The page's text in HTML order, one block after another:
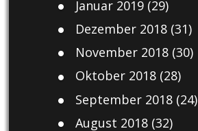
Januar 2019(29)
Dezember 2018(31)
November 2018(30)
Oktober 2018(28)
September 2018(24)
August 2018(32)